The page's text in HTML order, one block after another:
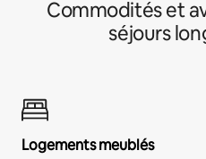
Commodités et
séjours
Logements meublés